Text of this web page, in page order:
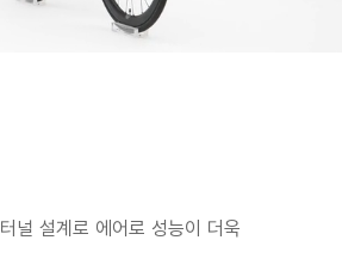
널 설계로 에어로 성능이 더욱